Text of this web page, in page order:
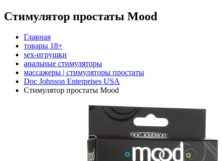
Стимулятор простаты Mood
Главная
товары 18+
sex-игрушки
анальные стимуляторы
массажеры | стимуляторы простаты
Doc Johnson Enterprises USA
Стимулятор простаты Mood